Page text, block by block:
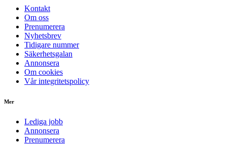
Kontakt
Om oss
Prenumerera
Nyhetsbrev
Tidigare nummer
Säkerhetsgalan
Annonsera
Om cookies
Vår integritetspolicy
Mer
Lediga jobb
Annonsera
Prenumerera